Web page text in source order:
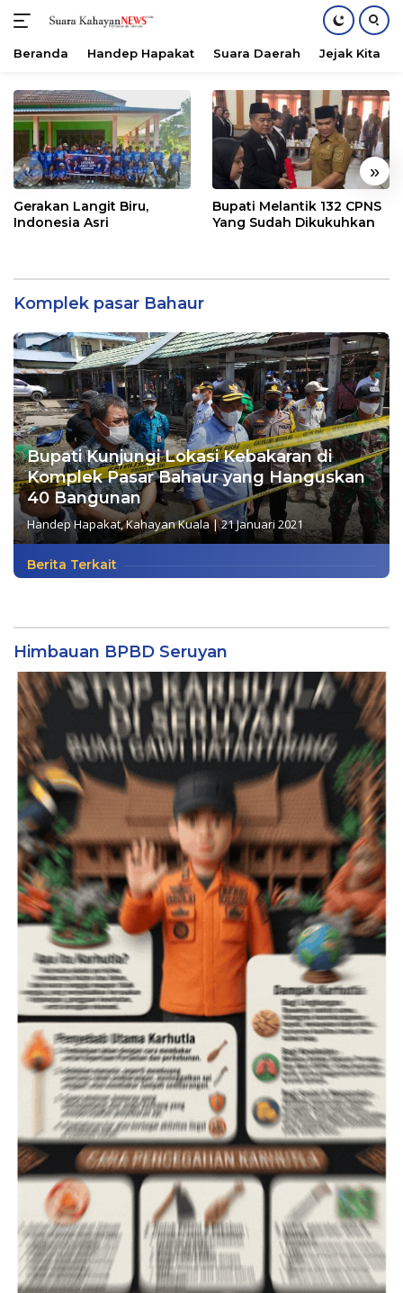
konten
Beranda Handep Hapakat Suara Daerah Jejak Kita
« »
Gerakan Langit Biru,
Indonesia Asri
Bupati Melantik 132 CPNS
Yang Sudah Dikukuhkan
Komplek pasar Bahaur
Bupati Kunjungi Lokasi Kebakaran di
Komplek Pasar Bahaur yang Hanguskan
40 Bangunan
Handep Hapakat,Kahayan Kuala|21 Januari 2021
Berita Terkait
Himbauan BPBD Seruyan